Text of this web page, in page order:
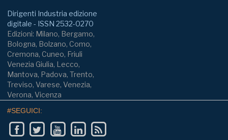
Dirigenti Industria edizione
digitale - ISSN 2532-0270
Edizioni: Milano, Bergamo,
Bologna, Bolzano, Como,
Cremona, Cuneo, Friuli
Venezia Giulia, Lecco,
Mantova, Padova, Trento,
Treviso, Varese, Venezia,
Verona, Vicenza
#SEGUICI: